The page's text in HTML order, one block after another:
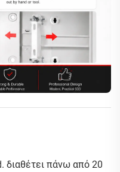
διαθέτει πάνω από 20